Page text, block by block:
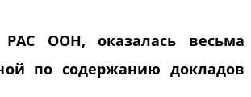
ООН, оказалась весьма
по содержанию докладов